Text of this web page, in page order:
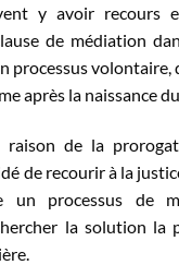
y avoir recours
de médiation
processus
après la naissance
raison de la
de recourir à la
un processus de
la solution la